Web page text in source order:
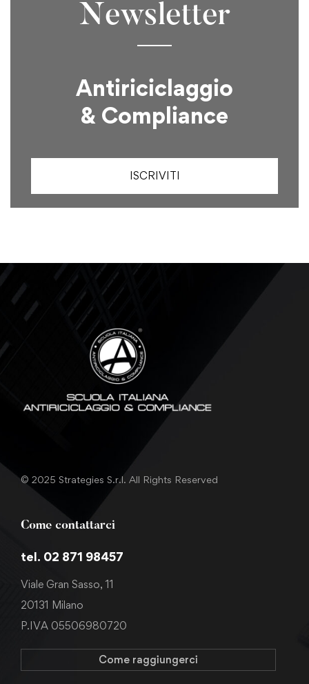
Newsletter
Antiriciclaggio
& Compliance
ISCRIVITI
© 2025 Strategies S.r.l. All Rights Reserved
Come contattarci
tel. 02 871 98457
Viale Gran Sasso, 11
20131 Milano
P.IVA 05506980720
Come raggiungerci